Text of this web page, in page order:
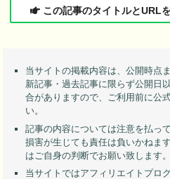
この記事のタイトルとURL
当サイトの掲載内容は、公開時点
新記事・過去記事に限らず公開日
合がありますので、ご利用前に公
い。
記事の内容については注意を払っ
損害が生じても責任は負いかねま
はご自身の判断でお願い致します。
当サイトではアフィリエイトプロ